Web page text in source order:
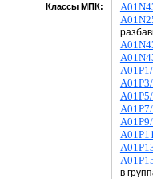
Классы МПК:
в